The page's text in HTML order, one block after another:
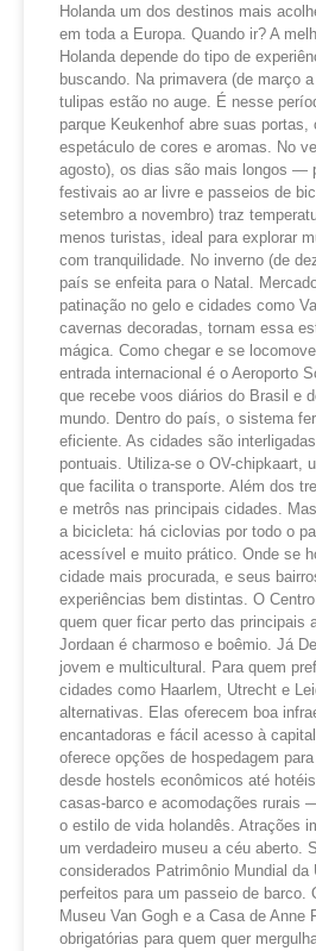
Holanda um dos destinos mais
em toda a Europa. Quando ir? A
Holanda depende do tipo de
buscando. Na primavera (de março
tulipas estão no auge. É nesse
parque Keukenhof abre suas portas,
espetáculo de cores e aromas. No
agosto), os dias são mais longos —
festivais ao ar livre e passeios de
setembro a novembro) traz
menos turistas, ideal para explorar
com tranquilidade. No inverno (de
país se enfeita para o Natal.
patinação no gelo e cidades como
cavernas decoradas, tornam essa
mágica. Como chegar e se
entrada internacional é o Aeroporto
que recebe voos diários do Brasil e
mundo. Dentro do país, o sistema
eficiente. As cidades são
pontuais. Utiliza-se o OV-chipkaart,
que facilita o transporte. Além dos
e metrôs nas principais cidades.
a bicicleta: há ciclovias por todo o
acessível e muito prático. Onde se
cidade mais procurada, e seus
experiências bem distintas. O
quem quer ficar perto das principais
Jordaan é charmoso e boêmio. Já
jovem e multicultural. Para quem
cidades como Haarlem, Utrecht e
alternativas. Elas oferecem boa
encantadoras e fácil acesso à
oferece opções de hospedagem
desde hostels econômicos até
casas-barco e acomodações rurais
o estilo de vida holandês. Atrações
um verdadeiro museu a céu aberto.
considerados Patrimônio Mundial da
perfeitos para um passeio de barco.
Museu Van Gogh e a Casa de Anne
obrigatórias para quem quer